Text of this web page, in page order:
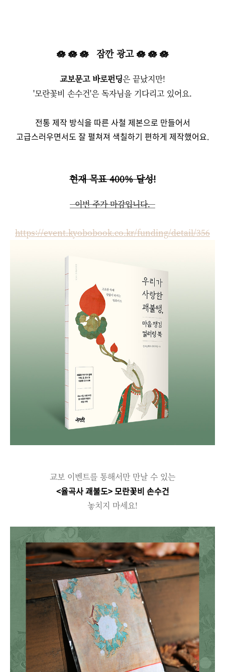
🪷 🪷 🪷잠깐 광고🪷 🪷 🪷
교보문고 바로펀딩은 끝났지만!
'모란꽃비 손수건'은 독자님을 기다리고 있어요.
전통 제작 방식을 따른 사철 제본으로 만들어서
고급스러우면서도 잘 펼쳐져 색칠하기 편하게 제작했어요.
현재 목표 400% 달성!
이번 주가 마감입니다.
https://event.kyobobook.co.kr/funding/detail/356
교보 이벤트를 통해서만 만날 수 있는
<율곡사 괘불도> 모란꽃비 손수건
놓치지 마세요!